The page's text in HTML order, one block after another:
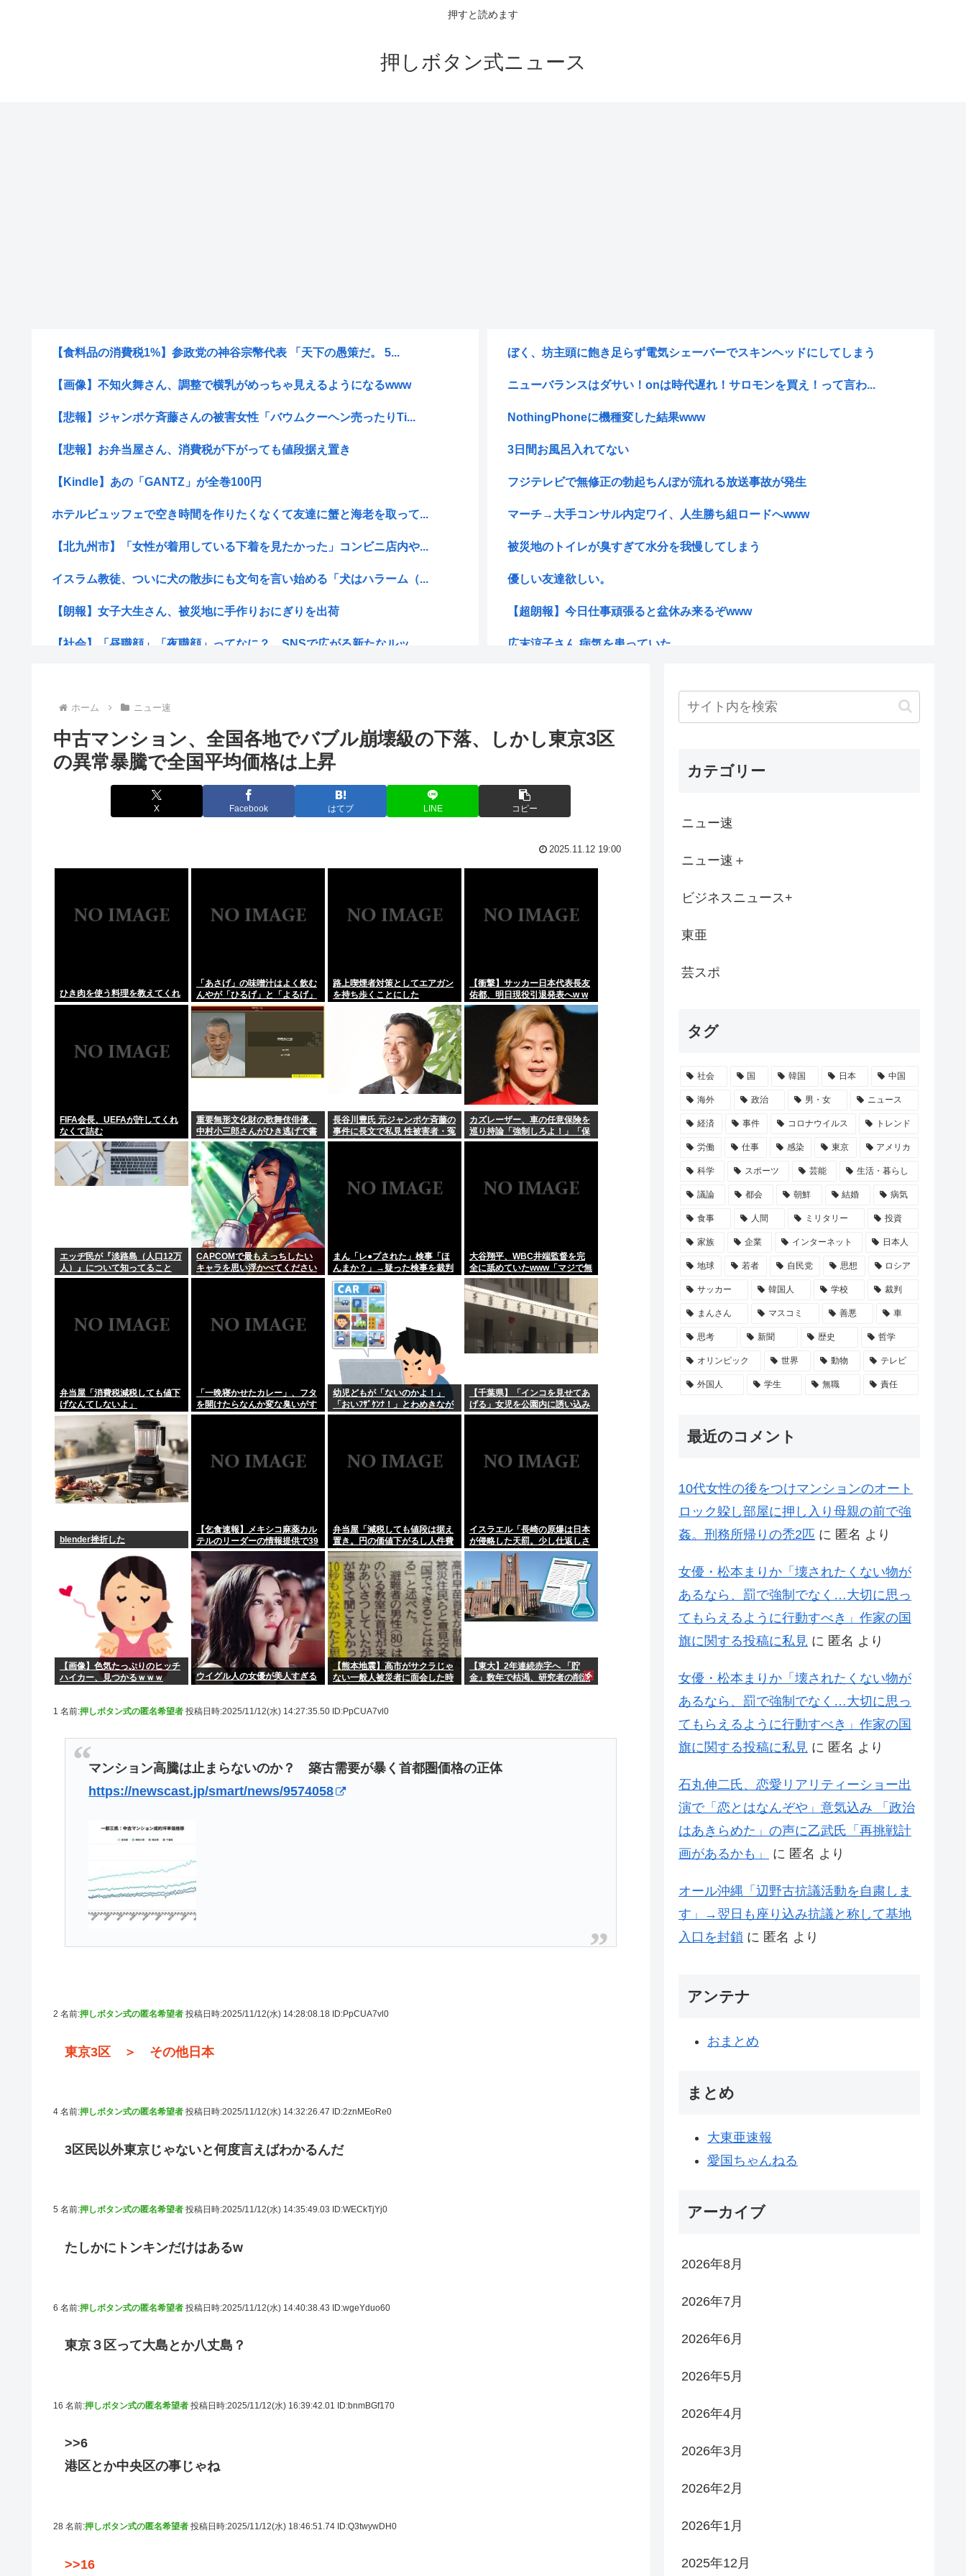
押すと読めます
押しボタン式ニュース
【食料品の消費税1%】参政党の神谷宗幣代表 「天下の愚策だ。 5...
【画像】不知火舞さん、調整で横乳がめっちゃ見えるようになるwww
【悲報】ジャンポケ斉藤さんの被害女性「バウムクーヘン売ったりTi...
【悲報】お弁当屋さん、消費税が下がっても値段据え置き
【Kindle】あの「GANTZ」が全巻100円
ホテルビュッフェで空き時間を作りたくなくて友達に蟹と海老を取って...
【北九州市】「女性が着用している下着を見たかった」コンビニ店内や...
イスラム教徒、ついに犬の散歩にも文句を言い始める「犬はハラーム（...
【朗報】女子大生さん、被災地に手作りおにぎりを出荷
【社会】「昼職顔」「夜職顔」ってなに？ SNSで広がる新たなルッ...
早朝5時からキャラ弁作りなんてあり得ない…中国のお母さんが「なぜ...
【画像】Hカップグラドル「私を愛してね！」
【JARO】角栓ニュルッ、歯茎グラグラ…”不快な広告”苦情が急増...
あれ？日本軍て超悪くない？
【財務省】エース級の財務官僚が異例転出へ 官邸幹部「協力的でなか...
立憲・杉尾ひでや 参議院議員【公式】「震災関連であればBGMなど...
【画像あり】宇多田ヒカル「ドラゴンボール読んでたら疑問に思うとこ...
ぼく、坊主頭に飽き足らず電気シェーバーでスキンヘッドにしてしまう
ニューバランスはダサい！onは時代遅れ！サロモンを買え！って言わ...
NothingPhoneに機種変した結果www
3日間お風呂入れてない
フジテレビで無修正の勃起ちんぽが流れる放送事故が発生
マーチ→大手コンサル内定ワイ、人生勝ち組ロードへwww
被災地のトイレが臭すぎて水分を我慢してしまう
優しい友達欲しい。
【超朗報】今日仕事頑張ると盆休み来るぞwww
広末涼子さん 病気を患っていた
七光り・馬鹿息子として活動するヤニカス岸谷蘭丸（25）「いくら税...
【 】CXMTさん、Huaweiに続きApple(アポー)からの...
【動画】ショートスリーパー堀さん、対面で高須幹弥にキレる
八丈島、東海汽船がポカして営業停止になりそうで緊急アピール。生活...
青春18きっぷで旅してみたかった人生
【動画】電車のドア前に居座るチー牛、どつかれる
有吉弘行さん、また匂わせポストwww
【生活】30年世話をした母に、祖母は最期「よく世話してくれたね。...
「パトレイバー」の最新書籍、マニアックすぎて誰が買うのか謎
お盆、ホテル代高くね
【スクリプト負けてて草w】「色々勉強した結果、理系以外はエラー品...
檜山沙耶に代わる新しい弱者男性の姫が発見される
ホーム ニュー速
中古マンション、全国各地でバブル崩壊級の下落、しかし東京3区
の異常暴騰で全国平均価格は上昇
X Facebook はてブ LINE コピー
2025.11.12 19:00
ひき肉を使う料理を教えてくれ
「あさげ」の味噌汁はよく飲む
んやが「ひるげ」と「よるげ」
は飲んだことない
路上喫煙者対策としてエアガン
を持ち歩くことにした
【衝撃】サッカー日本代表長友
佑都、明日現役引退発表へw w
w w w w w w w w w w w w ww
FIFA会長、UEFAが許してくれ
なくて詰む
重要無形文化財の歌舞伎俳優、
中村小三郎さんがひき逃げで書
類送検
長谷川豊氏 元ジャンポケ斉藤の
事件に長文で私見 性被害者・冤
罪被害者への取材経験踏まえ
カズレーザー、車の任意保険を
巡り持論「強制しろよ！」「保
険にも入れないヤツは運転すん
エッヂ民が『淡路島（人口12万
人）』について知ってること
CAPCOMで最もえっちしたい
キャラを思い浮かべてください
まん「レ●プされた」検事「ほ
んまか？」→疑った検事を裁判
で訴える
大谷翔平、WBC井端監督を完
全に舐めていたwww「マジで無
口w競馬の話しかしないわ」と
日本代表は内部崩壊
弁当屋「消費税減税しても値下
げなんてしないよ」
「一晩寝かせたカレー」、フタ
を開けたらなんか変な臭いがす
る
幼児どもが「ないのかよ！」
「おいﾌｻﾞｹﾝﾅ！」とわめきなが
らショーケースをドンドン叩い
【千葉県】「インコを見せてあ
げる」女児を公園内に誘い込み
わいせつか アダルトビデオも見
blender挫折した
【乞食速報】メキシコ麻薬カル
テルのリーダーの情報提供で39
億円！お前ら急げ！
弁当屋「減税しても値段は据え
置き。円の価値下がるし人件費
上がる」 高市信者発狂
イスラエル「長崎の原爆は日本
が侵略した天罰。少し仕返しさ
れただけで被害者ヅラ。追悼さ
れるべきは侵略された中国や韓
国の人々だよ
【画像】色気たっぷりのヒッチ
ハイカー、見つかるｗｗｗ
ウイグル人の女優が美人すぎる
【熊本地震】高市がサクラじゃ
ない一般人被災者に面会した時
【東大】2年連続赤字へ 「貯
金」数年で枯渇、研究者の削減
1 名前:押しボタン式の匿名希望者 投稿日時:2025/11/12(水) 14:27:35.50 ID:PpCUA7vl0
マンション高騰は止まらないのか？ 築古需要が暴く首都圏価格の正体
https://newscast.jp/smart/news/9574058
2 名前:押しボタン式の匿名希望者 投稿日時:2025/11/12(水) 14:28:08.18 ID:PpCUA7vl0
東京3区 ＞ その他日本
4 名前:押しボタン式の匿名希望者 投稿日時:2025/11/12(水) 14:32:26.47 ID:2znMEoRe0
3区民以外東京じゃないと何度言えばわかるんだ
5 名前:押しボタン式の匿名希望者 投稿日時:2025/11/12(水) 14:35:49.03 ID:WECkTjYj0
たしかにトンキンだけはあるw
6 名前:押しボタン式の匿名希望者 投稿日時:2025/11/12(水) 14:40:38.43 ID:wgeYduo60
東京３区って大島とか八丈島？
16 名前:押しボタン式の匿名希望者 投稿日時:2025/11/12(水) 16:39:42.01 ID:bnmBGf170
>>6
港区とか中央区の事じゃね
28 名前:押しボタン式の匿名希望者 投稿日時:2025/11/12(水) 18:46:51.74 ID:Q3twywDH0
>>16
カテゴリー
ニュー速
ニュー速＋
ビジネスニュース+
東亜
芸スポ
タグ
社会 国 韓国 日本 中国
海外 政治 男・女 ニュース
経済 事件 コロナウイルス トレンド
労働 仕事 感染 東京 アメリカ
科学 スポーツ 芸能 生活・暮らし
議論 都会 朝鮮 結婚 病気
食事 人間 ミリタリー 投資
家族 企業 インターネット 日本人
地球 若者 自民党 思想 ロシア
サッカー 韓国人 学校 裁判
まんさん マスコミ 善悪 車
思考 新聞 歴史 哲学
オリンピック 世界 動物 テレビ
外国人 学生 無職 責任
最近のコメント
10代女性の後をつけマンションのオート
ロック躱し部屋に押し入り母親の前で強
姦。刑務所帰りの禿2匹 に 匿名 より
女優・松本まりか「壊されたくない物が
あるなら、罰で強制でなく…大切に思っ
てもらえるように行動すべき」作家の国
旗に関する投稿に私見 に 匿名 より
女優・松本まりか「壊されたくない物が
あるなら、罰で強制でなく…大切に思っ
てもらえるように行動すべき」作家の国
旗に関する投稿に私見 に 匿名 より
石丸伸二氏、恋愛リアリティーショー出
演で「恋とはなんぞや」意気込み 「政治
はあきらめた」の声に乙武氏「再挑戦計
画があるかも」
に 匿名 より
オール沖縄「辺野古抗議活動を自粛しま
す」→翌日も座り込み抗議と称して基地
入口を封鎖 に 匿名 より
アンテナ
おまとめ
まとめ
大東亜速報
愛国ちゃんねる
アーカイブ
2026年8月
2026年7月
2026年6月
2026年5月
2026年4月
2026年3月
2026年2月
2026年1月
2025年12月